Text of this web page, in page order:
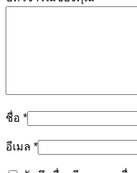
ชื่อ *
อีเมล *